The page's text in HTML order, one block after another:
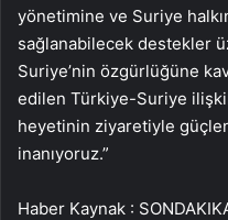
yönetimine ve Suriye
sağlanabilecek destekler
Suriye’nin özgürlüğüne
edilen Türkiye-Suriye
heyetinin ziyaretiyle
inanıyoruz.”
Haber Kaynak :